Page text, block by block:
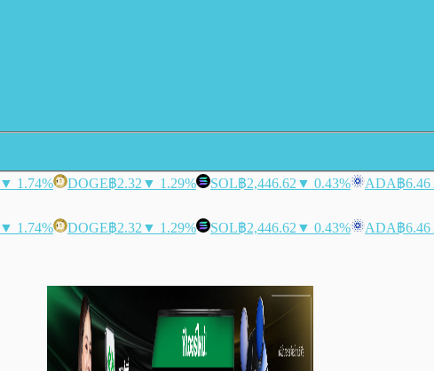
▼ 1.74% DOGE฿2.32 ▼ 1.29% SOL฿2,446.62 ▼ 0.43% ADA฿6.46
▼ 1.74% DOGE฿2.32 ▼ 1.29% SOL฿2,446.62 ▼ 0.43% ADA฿6.46